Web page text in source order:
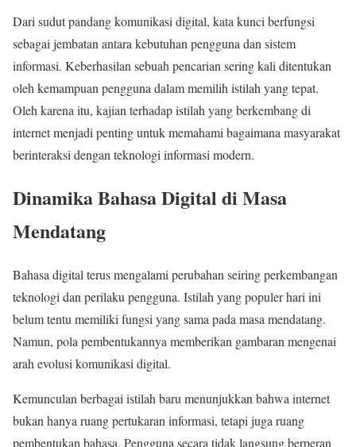
Dari sudut pandang komunikasi digital, kata kunci berfungsi
sebagai jembatan antara kebutuhan pengguna dan sistem
informasi. Keberhasilan sebuah pencarian sering kali ditentukan
oleh kemampuan pengguna dalam memilih istilah yang tepat.
Oleh karena itu, kajian terhadap istilah yang berkembang di
internet menjadi penting untuk memahami bagaimana masyarakat
berinteraksi dengan teknologi informasi modern.
Dinamika Bahasa Digital di Masa
Mendatang
Bahasa digital terus mengalami perubahan seiring perkembangan
teknologi dan perilaku pengguna. Istilah yang populer hari ini
belum tentu memiliki fungsi yang sama pada masa mendatang.
Namun, pola pembentukannya memberikan gambaran mengenai
arah evolusi komunikasi digital.
Kemunculan berbagai istilah baru menunjukkan bahwa internet
bukan hanya ruang pertukaran informasi, tetapi juga ruang
pembentukan bahasa. Pengguna secara tidak langsung berperan